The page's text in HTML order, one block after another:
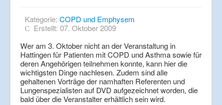
Kategorie: COPD und Emphysem
Erstellt: 07. Oktober 2009
Wer am 3. Oktober nicht an der Veranstaltung in
Hattingen für Patienten mit COPD und Asthma sowie für
deren Angehörigen teilnehmen konnte, kann hier die
wichtigsten Dinge nachlesen. Zudem sind alle
gehaltenen Vorträge der namhaften Referenten und
Lungenspezialisten auf DVD aufgezeichnet worden, die
bald über die Veranstalter erhältlich sein wird.